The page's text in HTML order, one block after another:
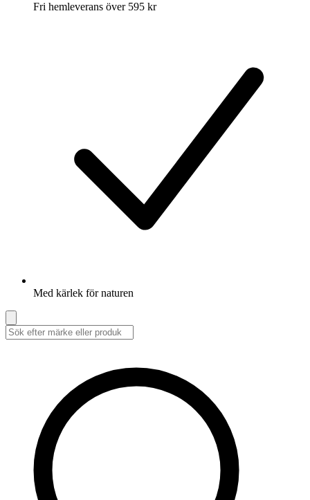
Fri hemleverans över 595 kr
Med kärlek för naturen